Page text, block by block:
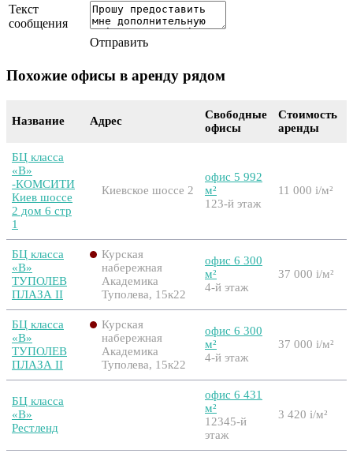
Текст
сообщения
Отправить
Похожие офисы в аренду рядом
Название Адрес
Свободные
офисы
Стоимость
аренды
БЦ класса
«B»
-КОМСИТИ
Киев шоссе
2 дом 6 стр
1
Киевское шоссе 2
офис 5 992
м²
123-й этаж
11 000 i/м²
БЦ класса
«B»
ТУПОЛЕВ
ПЛАЗА II
Курская
набережная
Академика
Туполева, 15к22
офис 6 300
м²
4-й этаж
37 000 i/м²
БЦ класса
«B»
ТУПОЛЕВ
ПЛАЗА II
Курская
набережная
Академика
Туполева, 15к22
офис 6 300
м²
4-й этаж
37 000 i/м²
БЦ класса
«B»
Рестленд
офис 6 431
м²
12345-й
этаж
3 420 i/м²